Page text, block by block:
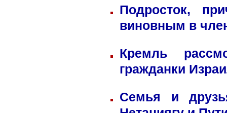
Подросток,
виновным в
Кремль
гражданки
Семья и